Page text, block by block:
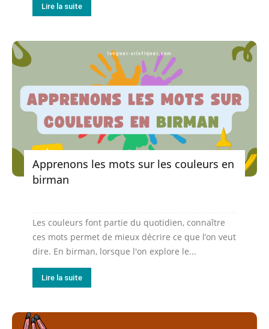
Lire la suite
Apprenons les mots sur les couleurs en
birman
Les couleurs font partie du quotidien, connaître
ces mots permet de mieux décrire ce que l’on veut
dire. En birman, lorsque l'on explore le...
Lire la suite